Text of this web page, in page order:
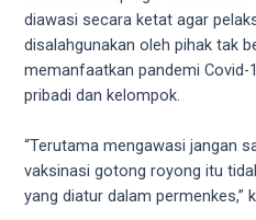
videos
completely
free!
diawasi secara ketat agar
disalahgunakan oleh pihak tak
memanfaatkan pandemi
pribadi dan kelompok.
“Terutama mengawasi jangan
vaksinasi gotong royong itu
yang diatur dalam permenkes,”